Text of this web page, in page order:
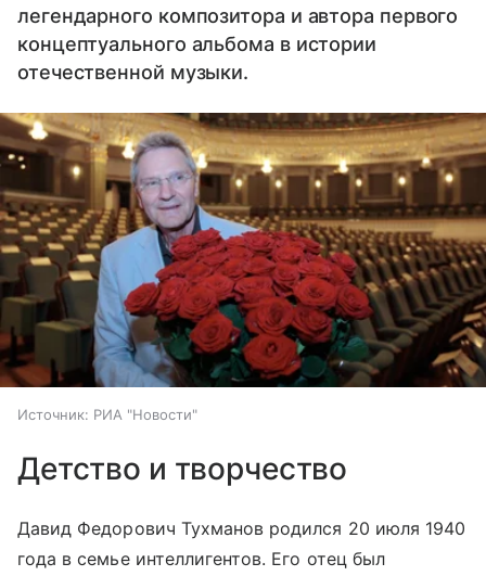
легендарного композитора и автора первого
концептуального альбома в истории
отечественной музыки.
Источник: РИА "Новости"
Детство и творчество
Давид Федорович Тухманов родился 20 июля 1940
года в семье интеллигентов. Его отец был